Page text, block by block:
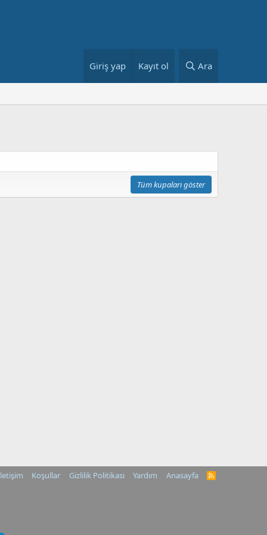
Giriş yap Kayıt ol Ara
Tüm kupaları göster
Koşullar Gizlilik Politikası Yardım Anasayfa
R